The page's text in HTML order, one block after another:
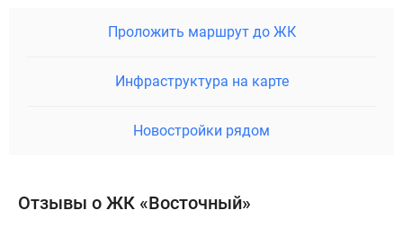
Проложить маршрут до ЖК
Инфраструктура на карте
Новостройки рядом
Отзывы о ЖК «Восточный»